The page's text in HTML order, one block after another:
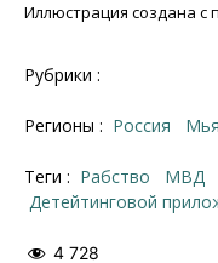
Иллюстрация создана
Рубрики :
Регионы : Россия
Теги : рабство МВД
детейтинговой
4 728